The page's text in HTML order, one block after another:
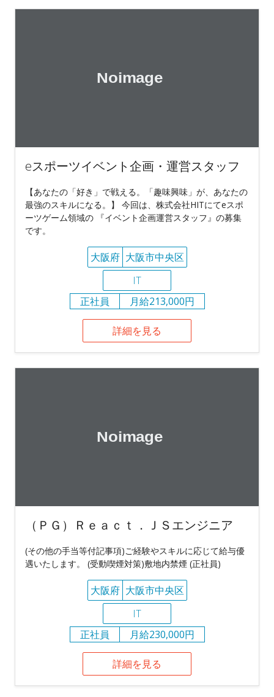
eスポーツイベント企画・運営スタッフ
【あなたの「好き」で戦える。「趣味興味」が、あなたの
最強のスキルになる。】 今回は、株式会社HITにてeスポ
ーツゲーム領域の 『イベント企画運営スタッフ』の募集
です。
大阪府 大阪市中央区
IT
正社員
月給213,000円
詳細を見る
（ＰＧ）Ｒｅａｃｔ．ＪＳエンジニア
(その他の手当等付記事項)ご経験やスキルに応じて給与優
遇いたします。 (受動喫煙対策)敷地内禁煙 (正社員)
大阪府 大阪市中央区
IT
正社員
月給230,000円
詳細を見る